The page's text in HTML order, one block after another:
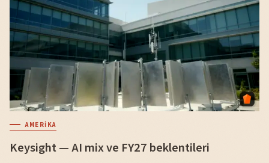
AMERIKA
Keysight — AI mix ve FY27 beklentileri